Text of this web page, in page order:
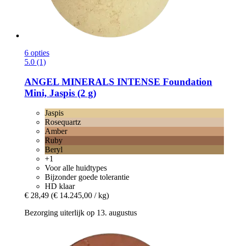
6 opties
5.0 (1)
ANGEL MINERALS INTENSE Foundation
Mini, Jaspis (2 g)
Jaspis
Rosequartz
Amber
Ruby
Beryl
+1
Voor alle huidtypes
Bijzonder goede tolerantie
HD klaar
€ 28,49 (€ 14.245,00 / kg)
Bezorging uiterlijk op 13. augustus